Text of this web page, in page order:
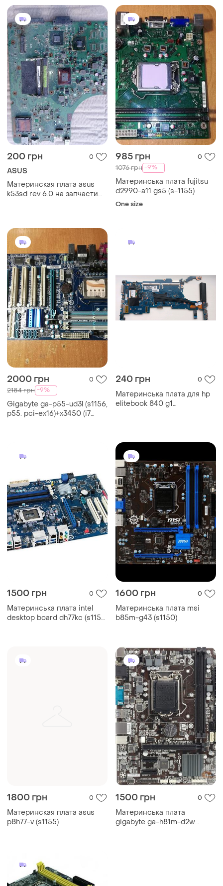
200 грн 0
ASUS
Материнская плата asus
k53sd rev 6.0 на запчасти
985 грн 0
1076 грн -9%
Материнська плата fujitsu
d2990-a11 gs5 (s-1155)
One size
2000 грн 0
2184 грн -9%
Gigabyte ga-p55-ud3l (s1156,
p55. pci-ex16)+x3450 (i7
240 грн 0
Материнська плата для hp
elitebook 840 g1
1500 грн 0
Материнська плата intel
desktop board dh77kc (s1155
1600 грн 0
Материнська плата msi
b85m-g43 (s1150)
1800 грн 0
Материнская плата asus
p8h77-v (s1155)
1500 грн 0
Материнська плата
gigabyte ga-h81m-d2w